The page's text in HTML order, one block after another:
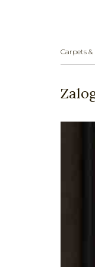
Carpets &